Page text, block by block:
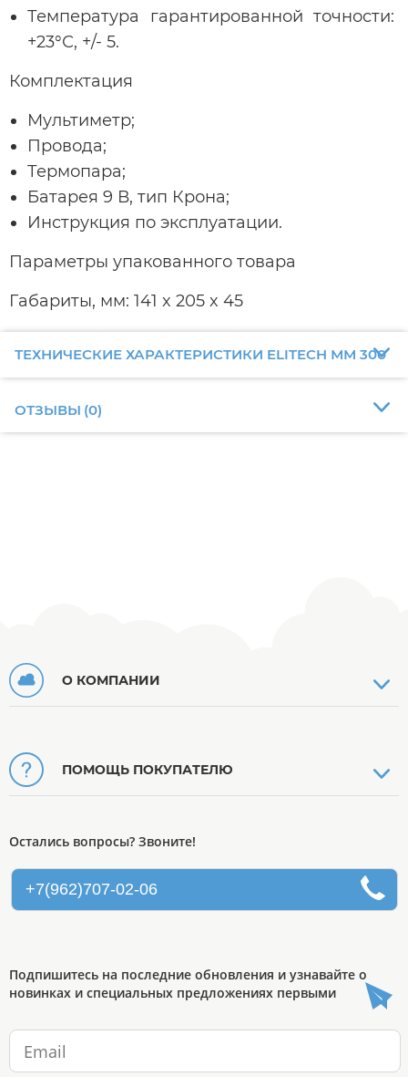
Температура гарантированной точности:
+23°С, +/- 5.
Комплектация
Мультиметр;
Провода;
Термопара;
Батарея 9 В, тип Крона;
Инструкция по эксплуатации.
Параметры упакованного товара
Габариты, мм: 141 x 205 x 45
ТЕХНИЧЕСКИЕ ХАРАКТЕРИСТИКИ ELITECH ММ 300
ОТЗЫВЫ (0)
О КОМПАНИИ
ПОМОЩЬ ПОКУПАТЕЛЮ
Остались вопросы? Звоните!
+7(962)707-02-06
Подпишитесь на последние обновления и узнавайте о
новинках и специальных предложениях первыми